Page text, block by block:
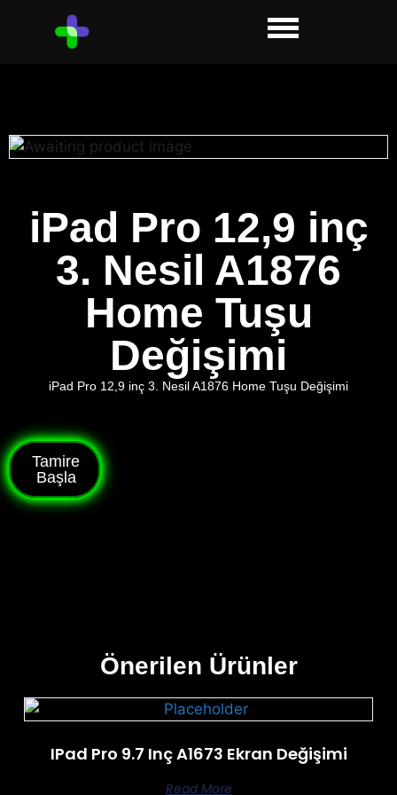
iPad Pro 12,9 inç
3. Nesil A1876
Home Tuşu
Değişimi
iPad Pro 12,9 inç 3. Nesil A1876 Home Tuşu Değişimi
Tamire
Başla
Önerilen Ürünler
IPad Pro 9.7 Inç A1673 Ekran Değişimi
Read More